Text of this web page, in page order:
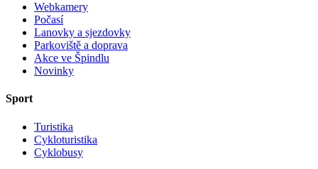
Webkamery
Počasí
Lanovky a sjezdovky
Parkoviště a doprava
Akce ve Špindlu
Novinky
Sport
Turistika
Cykloturistika
Cyklobusy